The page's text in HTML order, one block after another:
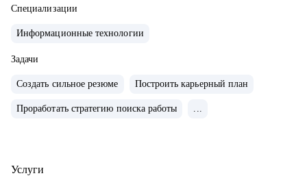
• На позиции бизнес-аналитика оптимизировал 300+
• Руководил проектом автоматизации бизнеса на 3000
пользователей.
• Провел 30+ карьерных консультаций.
направления в Сбере.
• Выделяющееся резюме.
Специализации
Информационные технологии
Задачи
Создать сильное резюме Построить карьерный план
Проработать стратегию поиска работы ...
Услуги